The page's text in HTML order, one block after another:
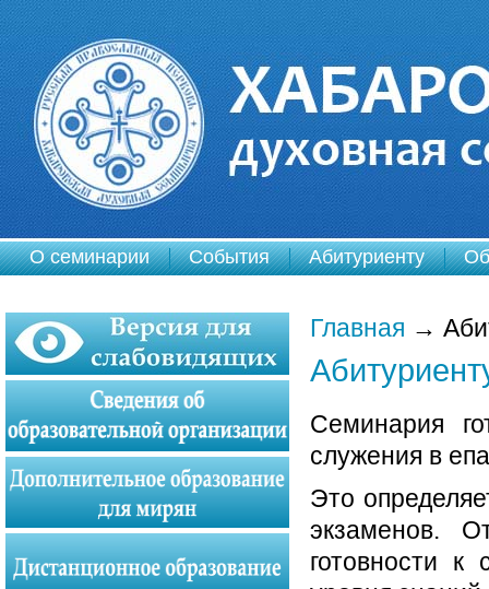
О семинарии События Абитуриенту
Главная →
Семинария
служения в
Это
экзаменов.
готовности